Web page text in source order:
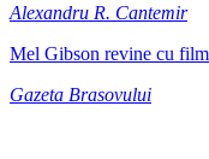
Alexandru R. Cantemir
Mel Gibson revine cu
Gazeta Brasovului